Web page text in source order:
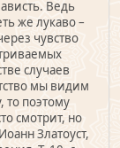
Ведь
же лукаво –
чувство
случаев
мы видим
то поэтому
смотрит, но
Златоуст,